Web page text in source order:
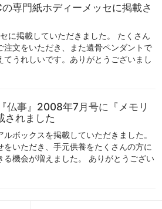
専門紙ホディーメッセに掲載さ
に掲載していただきました。 たくさん
注文をいただき、また遺骨ペンダントで
うれしいです。ありがとうございまし
事』2008年7月号に『メモリ
されました
ボックスを掲載していただきました。
をいただき、手元供養をたくさんの方に
る機会が増えました。 ありがとうござい